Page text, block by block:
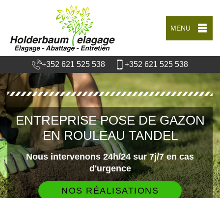
MENU
+352 621 525 538 +352 621 525 538
ENTREPRISE POSE DE GAZON
EN ROULEAU TANDEL
Nous intervenons 24h/24 sur 7j/7 en cas
d'urgence
NOS RÉALISATIONS